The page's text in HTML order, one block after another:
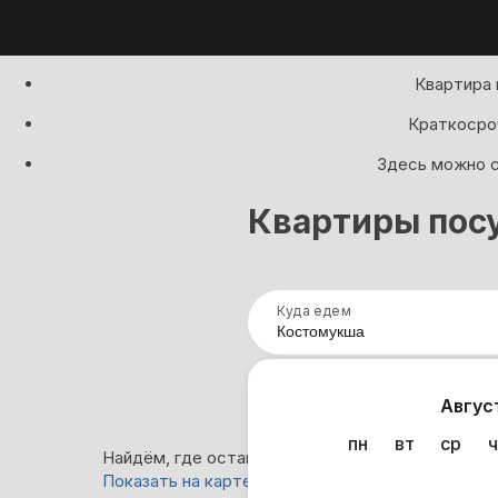
Здесь можно
Квартиры
Куда едем
пн
вт ср
Найдём, где остановиться в Костомукше: 27
Показать на карте